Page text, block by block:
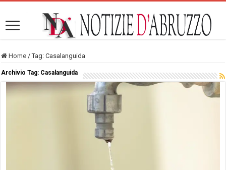
Home / Tag:Casalanguida
Archivio Tag: Casalanguida